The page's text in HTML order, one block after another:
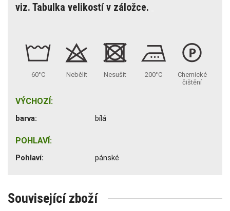
viz. Tabulka velikostí v záložce.
60°C Nebělit Nesušit 200°C
Chemické
čištění
VÝCHOZÍ:
barva: bílá
POHLAVÍ:
Pohlaví: pánské
Související zboží